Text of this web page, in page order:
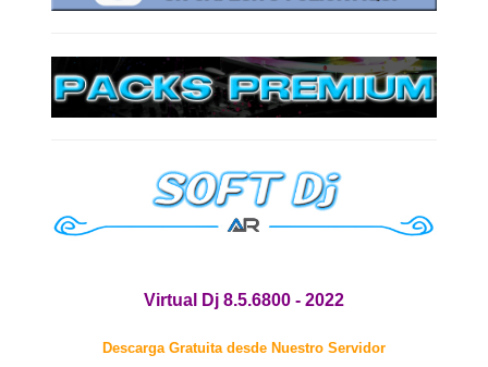
Virtual Dj 8.5.6800 - 2022
Descarga Gratuita desde Nuestro Servidor